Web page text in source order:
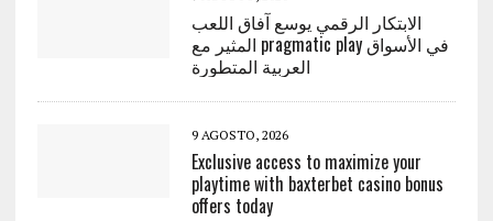
الابتكار الرقمي يوسع آفاق اللعب
المثير مع pragmatic play في الأسواق
العربية المتطورة
9 AGOSTO, 2026
Exclusive access to maximize your
playtime with baxterbet casino bonus
offers today